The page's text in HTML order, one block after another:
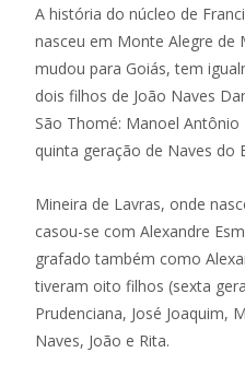
A história do núcleo de
nasceu em Monte Alegre de
mudou para Goiás, tem
dois filhos de João Naves
São Thomé: Manoel
quinta geração de Naves do
Mineira de Lavras, onde
casou-se com Alexandre
grafado também como
tiveram oito filhos (sexta
Prudenciana, José Joaquim,
Naves, João e Rita.